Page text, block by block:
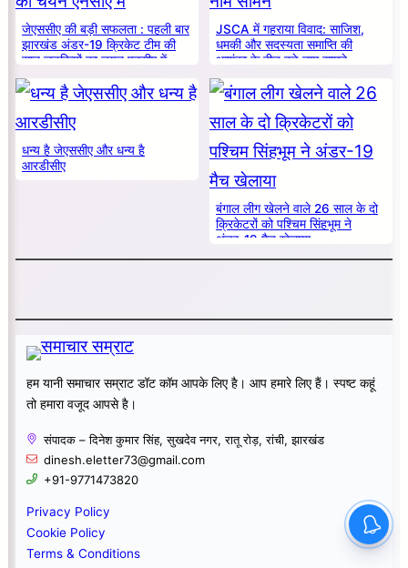
जेएससीए की बड़ी सफलता : पहली बार
झारखंड अंडर-19 क्रिकेट टीम की
सात लड़कियों का चयन एनसीए में
JSCA में गहराया विवाद: साजिश,
धमकी और सदस्यता समाप्ति की
आशंका के बीच बड़े नाम सामने
धन्य है जेएससीए और धन्य है
आरडीसीए
बंगाल लीग खेलने वाले 26 साल के दो
क्रिकेटरों को पश्चिम सिंहभूम ने
अंडर-19 मैच खेलाया
हम यानी समाचार सम्राट डॉट कॉम आपके लिए है। आप हमारे लिए हैं। स्पष्ट कहूं
तो हमारा वजूद आपसे है।
संपादक – दिनेश कुमार सिंह, सुखदेव नगर, रातू रोड़, रांची, झारखंड
dinesh.eletter73@gmail.com
+91-9771473820
Privacy Policy
Cookie Policy
Terms & Conditions